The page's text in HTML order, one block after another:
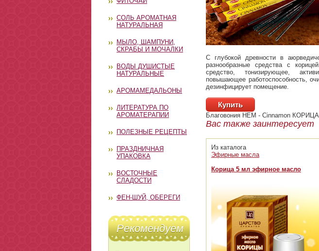
СОЛЬ АРОМАТНАЯ
НАТУРАЛЬНАЯ
МЫЛО, ШАМПУНИ,
СКРАБЫ И МОЧАЛКИ
ВОДЫ ДУШИСТЫЕ
НАТУРАЛЬНЫЕ
АРОМАМЕДАЛЬОНЫ
ЛИТЕРАТУРА ПО
АРОМАТЕРАПИИ
ПОЛЕЗНЫЕ РЕЦЕПТЫ
ПРАЗДНИЧНАЯ
УПАКОВКА
ВОСТОЧНЫЕ
СЛАДОСТИ
ФЕН-ШУЙ, ОБЕРЕГИ
Рекомендуем
С глубокой древности в
разнообразные средства с
средство, тонизирующее,
повышающее работоспособность,
дезинфицирует помещение.
Купить
Благовония HEM - Cinnamon
Вас также заинтересует
Из каталога
Эфирные масла
Корица 5 мл эфирное масло